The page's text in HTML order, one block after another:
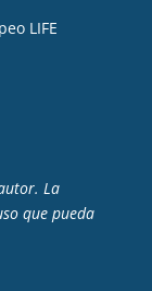
LIFE
La
que pueda